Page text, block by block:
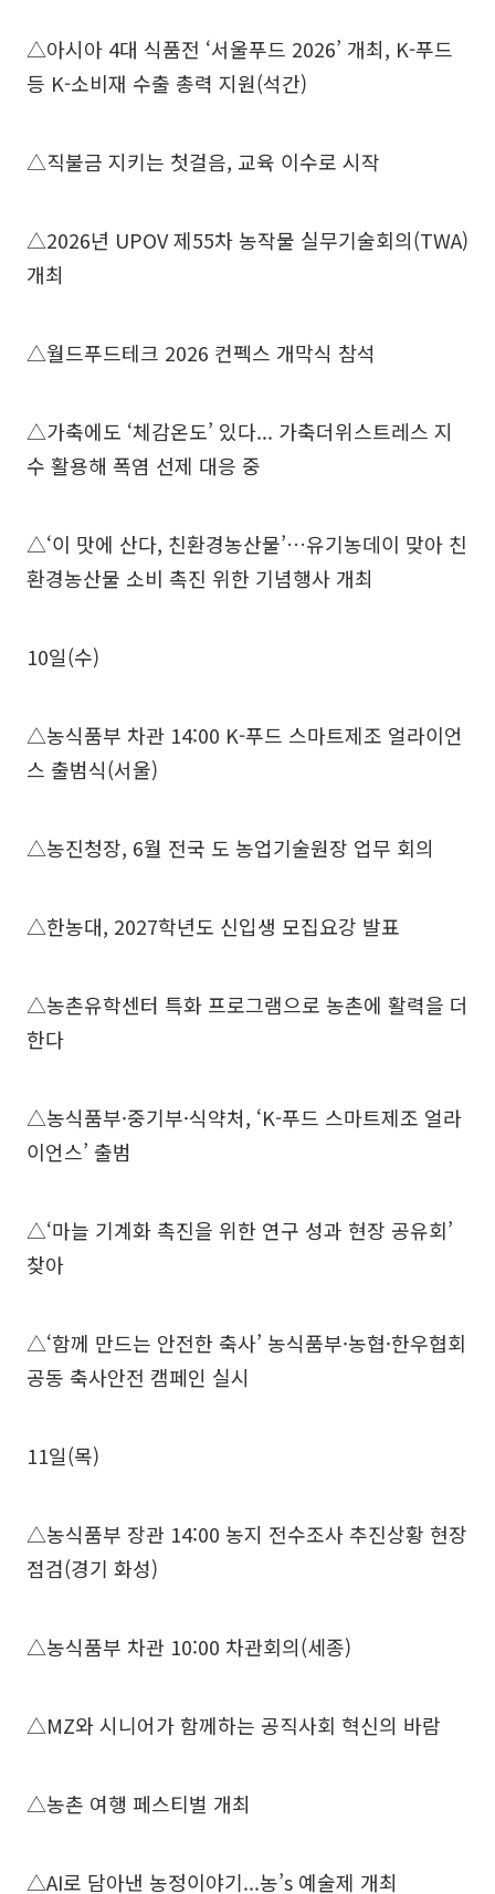
△아시아 4대 식품전 ‘서울푸드 2026’ 개최, K-푸드
등 K-소비재 수출 총력 지원(석간)
△직불금 지키는 첫걸음, 교육 이수로 시작
△2026년 UPOV 제55차 농작물 실무기술회의(TWA)
개최
△월드푸드테크 2026 컨펙스 개막식 참석
△가축에도 ‘체감온도’ 있다... 가축더위스트레스 지
수 활용해 폭염 선제 대응 중
△‘이 맛에 산다, 친환경농산물’…유기농데이 맞아 친
환경농산물 소비 촉진 위한 기념행사 개최
10일(수)
△농식품부 차관 14:00 K-푸드 스마트제조 얼라이언
스 출범식(서울)
△농진청장, 6월 전국 도 농업기술원장 업무 회의
△한농대, 2027학년도 신입생 모집요강 발표
△농촌유학센터 특화 프로그램으로 농촌에 활력을 더
한다
△농식품부·중기부·식약처, ‘K-푸드 스마트제조 얼라
이언스’ 출범
△‘마늘 기계화 촉진을 위한 연구 성과 현장 공유회’
찾아
△‘함께 만드는 안전한 축사’ 농식품부·농협·한우협회
공동 축사안전 캠페인 실시
11일(목)
△농식품부 장관 14:00 농지 전수조사 추진상황 현장
점검(경기 화성)
△농식품부 차관 10:00 차관회의(세종)
△MZ와 시니어가 함께하는 공직사회 혁신의 바람
△농촌 여행 페스티벌 개최
△AI로 담아낸 농정이야기...농’s 예술제 개최